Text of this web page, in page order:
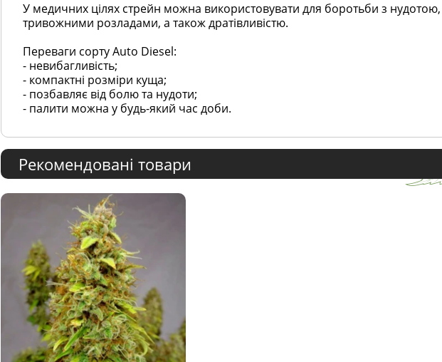
У медичних цілях стрейн можна використовувати для боротьби з
тривожними розладами, а також дратівливістю.
Переваги сорту Auto Diesel:
- невибагливість;
- компактні розміри куща;
- позбавляє від болю та нудоти;
- палити можна у будь-який час доби.
Рекомендовані товари